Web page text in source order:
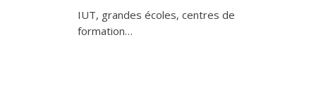
IUT, grandes écoles, centres de
formation…